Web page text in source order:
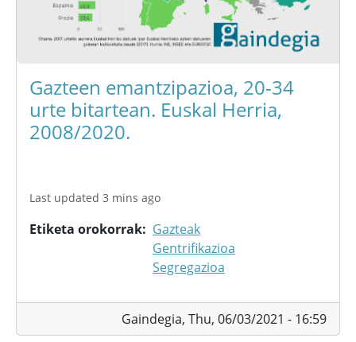
Gazteen emantzipazioa, 20-34
urte bitartean. Euskal Herria,
2008/2020.
Last updated 3 mins ago
Etiketa orokorrak
Gazteak
Gentrifikazioa
Segregazioa
Gaindegia, Thu, 06/03/2021 - 16:59